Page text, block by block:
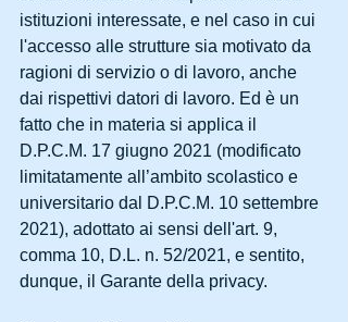
istituzioni interessate, e nel caso in cui
l'accesso alle strutture sia motivato da
ragioni di servizio o di lavoro, anche
dai rispettivi datori di lavoro. Ed è un
fatto che in materia si applica il
D.P.C.M. 17 giugno 2021 (modificato
limitatamente all’ambito scolastico e
universitario dal D.P.C.M. 10 settembre
2021), adottato ai sensi dell'art. 9,
comma 10, D.L. n. 52/2021, e sentito,
dunque, il Garante della privacy.